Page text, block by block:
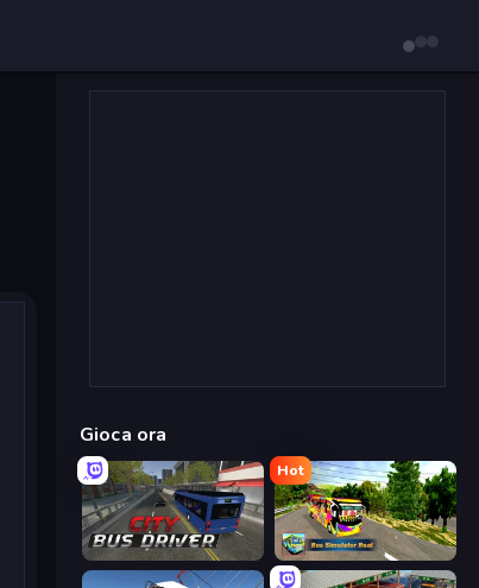
Gioca ora
City Bus Driver
Hot
Bus Simulator Real